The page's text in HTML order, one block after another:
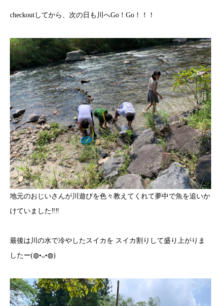
checkoutしてから、次の日も川へGo！Go！！！
地元のおじいさんが川遊びを色々教えてくれて夢中で魚を追いか
けていました‼︎‼︎
最後は川の水で冷やしたスイカを スイカ割りして盛り上がりま
したー(◍•ᴗ•◍)